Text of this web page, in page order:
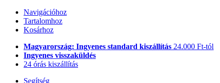
Navigációhoz
Tartalomhoz
Kosárhoz
Magyarország: Ingyenes standard kiszállítás 24.000 Ft-tól
Ingyenes visszaküldés
24 órás kiszállítás
Segítség